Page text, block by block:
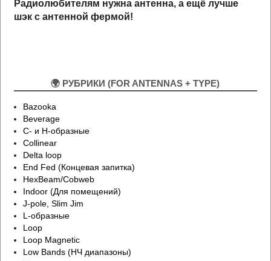
Радиолюбителям нужна антенна, а ещё лучше
шэк с антенной фермой!
🌍 РУБРИКИ (FOR ANTENNAS + TYPE)
Bazooka
Beverage
C- и H-образные
Collinear
Delta loop
End Fed (Концевая запитка)
HexBeam/Cobweb
Indoor (Для помещений)
J-pole, Slim Jim
L-образные
Loop
Loop Magnetic
Low Bands (НЧ диапазоны)